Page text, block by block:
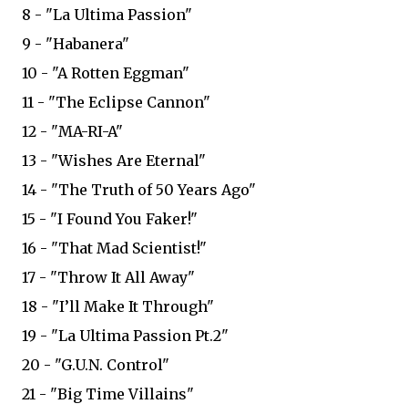
8 - "La Ultima Passion"
9 - "Habanera"
10 - "A Rotten Eggman"
11 - "The Eclipse Cannon"
12 - "MA-RI-A"
13 - "Wishes Are Eternal"
14 - "The Truth of 50 Years Ago"
15 - "I Found You Faker!"
16 - "That Mad Scientist!"
17 - "Throw It All Away"
18 - "I’ll Make It Through"
19 - "La Ultima Passion Pt.2"
20 - "G.U.N. Control"
21 - "Big Time Villains"